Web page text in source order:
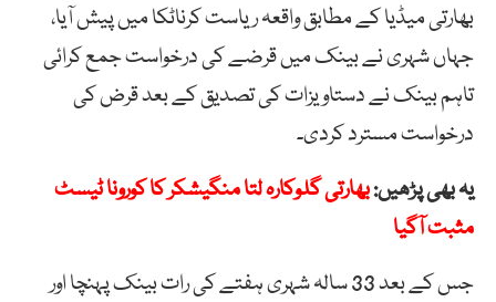
بھارتی میڈیا کے مطابقواقعہریاستکرناٹکامیںپیشآیا،
جہاںشہرینےبینکمیںقرضےکیدرخواستجمعکرائی
تاہمبینکنےدستاویزاتکیتصدیقکےبعدقرضکی
درخواستمستردکردی۔
یہ بھی پڑھیں:بھارتی گلوکارہ لتا منگیشکر کا کورونا ٹیسٹ
مثبت آگیا
جس کے بعد 33 سالہ شہری ہفتے کی رات بینک پہنچا اور